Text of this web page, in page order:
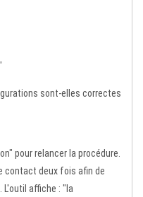
sont-elles correctes
pour relancer la procédure.
contact deux fois afin de
L'outil affiche : "la